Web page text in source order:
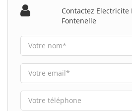
Contactez Electricite
Fontenelle